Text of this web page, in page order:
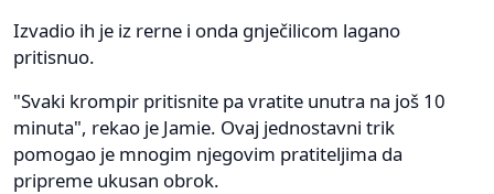
Izvadio ih je iz rerne i onda gnječilicom lagano
pritisnuo.
"Svaki krompir pritisnite pa vratite unutra na još 10
minuta", rekao je Jamie. Ovaj jednostavni trik
pomogao je mnogim njegovim pratiteljima da
pripreme ukusan obrok.